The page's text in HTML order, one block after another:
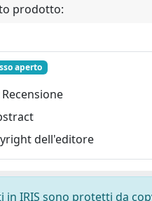
prodotto:
aperto
dell'editore
in IRIS sono protetti da